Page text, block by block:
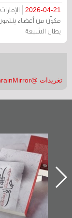
2026-04-21
مكوّن من أعضاء
يطال الشيعة
تغريدات @BahrainMirror
"حماة الباب
الإصدار الأول
اعتصام الدراز
وأحداث ساحة
الفداء لمركز
للدراسات